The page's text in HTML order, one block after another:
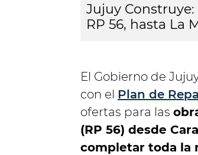
Jujuy
RP 56, hasta La
El Gobierno de
con el Plan de
ofertas para las
(RP 56) desde
completar toda la